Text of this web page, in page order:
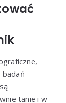
badań
tanie i w